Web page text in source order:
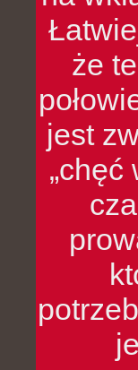
że
jest
„chęć